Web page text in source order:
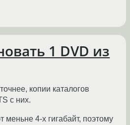
1 DVD из
копии каталогов
с них.
4-х гигабайт, поэтому